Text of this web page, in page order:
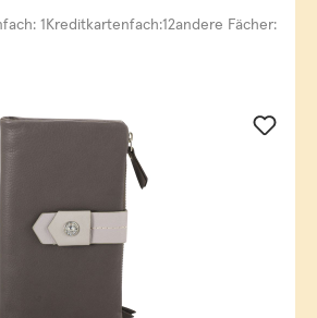
1Kreditkartenfach:12andere Fächer: